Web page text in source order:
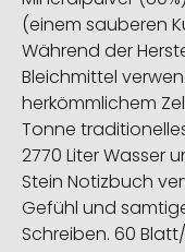
(einem sauberen
Während der
Bleichmittel
herkömmlichem
Tonne
2770 Liter Wasser
Stein Notizbuch
Gefühl und
Schreiben. 60